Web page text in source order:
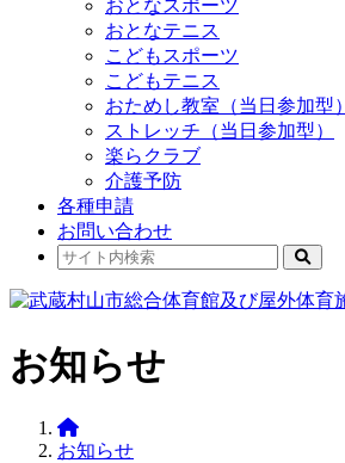
おとなスポーツ
おとなテニス
こどもスポーツ
こどもテニス
おためし教室（当日参加型）
ストレッチ（当日参加型）
楽らクラブ
介護予防
各種申請
お問い合わせ
お知らせ
お知らせ